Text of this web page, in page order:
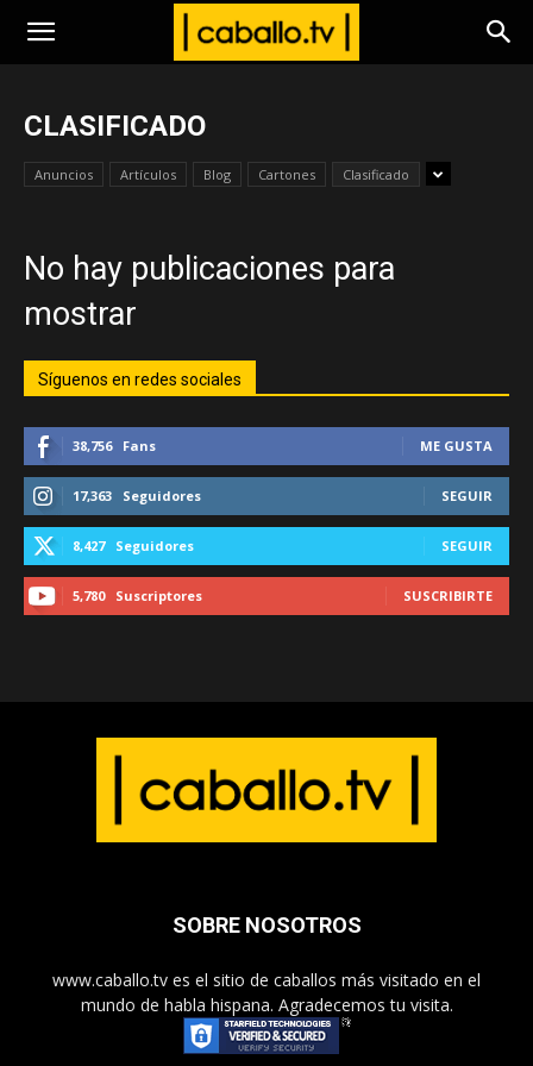
www.caballo.tv
CLASIFICADO
Anuncios Artículos Blog Cartones Clasificado
No hay publicaciones para
mostrar
Síguenos en redes sociales
38,756 Fans ME GUSTA
17,363 Seguidores SEGUIR
8,427 Seguidores SEGUIR
5,780 Suscriptores SUSCRIBIRTE
SOBRE NOSOTROS
www.caballo.tv es el sitio de caballos más visitado en el
mundo de habla hispana. Agradecemos tu visita.